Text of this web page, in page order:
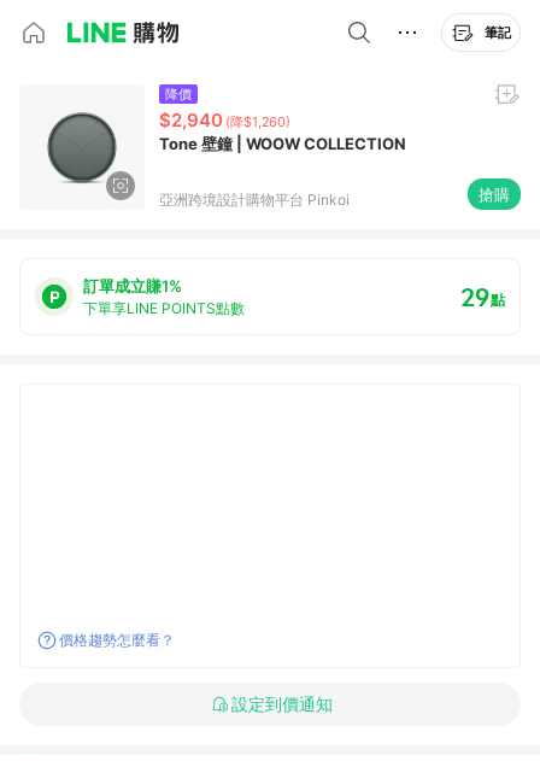
筆記
降價
$2,940 (降$1,260)
Tone 壁鐘 | WOOW COLLECTION
亞洲跨境設計購物平台 Pinkoi 搶購
訂單成立賺1%
下單享LINE POINTS點數 29點
價格趨勢怎麼看？
設定到價通知